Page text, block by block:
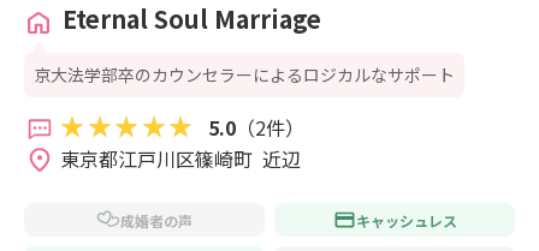
Eternal Soul Marriage
京大法学部卒のカウンセラーによるロジカルなサポート
5.0（2件）
東京都江戸川区篠崎町  近辺
成婚者の声 キャッシュレス